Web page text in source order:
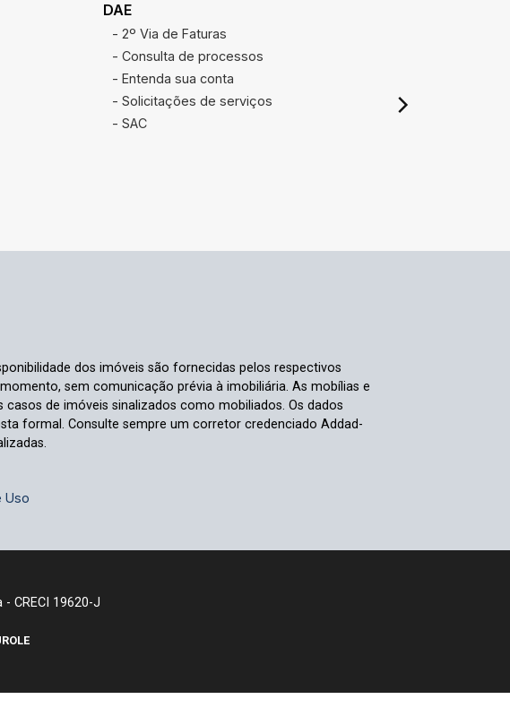
DAE
- 2º Via de Faturas
- Consulta de processos
- Entenda sua conta
- Solicitações de serviços
- SAC
dos imóveis são fornecidas pelos respectivos
sem comunicação prévia à imobiliária. As mobílias e
de imóveis sinalizados como mobiliados. Os dados
formal. Consulte sempre um corretor credenciado Addad-
Uso
CRECI 19620-J